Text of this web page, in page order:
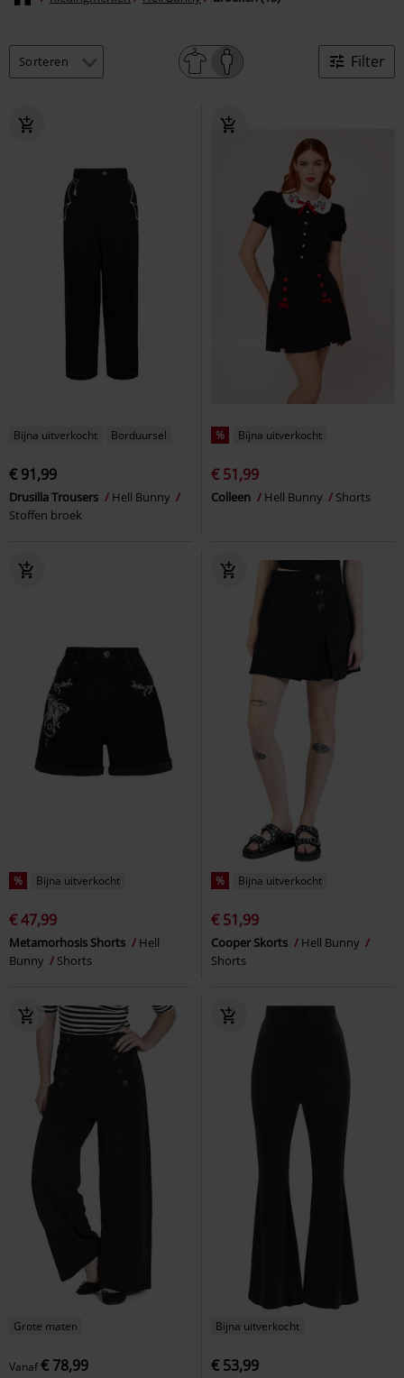
Filter
Bijna uitverkocht Borduursel
€ 91,99
Drusilla Trousers
Hell Bunny
Stoffen broek
% Bijna uitverkocht
€ 51,99
Colleen Hell Bunny Shorts
% Bijna uitverkocht
€ 47,99
Metamorhosis Shorts
Hell
Bunny
Shorts
% Bijna uitverkocht
€ 51,99
Cooper Skorts
Hell Bunny
Shorts
Grote maten
Vanaf€ 78,99
Bijna uitverkocht
€ 53,99